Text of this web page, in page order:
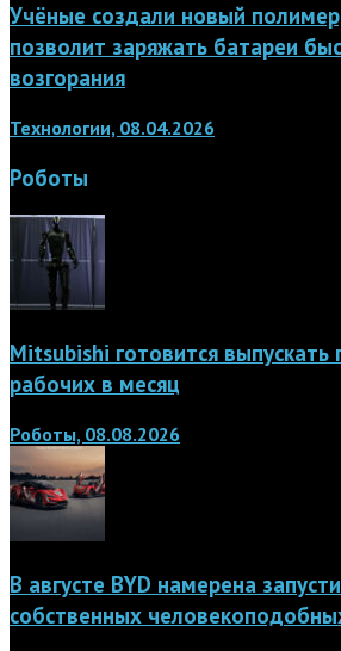
Учёные создали новый
позволит заряжать батареи
возгорания
Технологии, 08.04.2026
Роботы
Mitsubishi готовится
рабочих в месяц
Роботы, 08.08.2026
В августе BYD намерена
собственных